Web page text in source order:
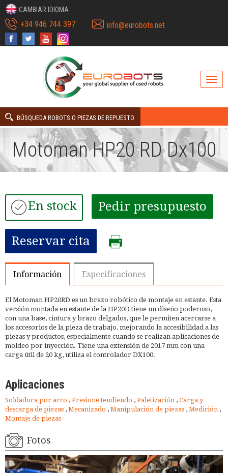
CAMBIAR IDIOMA
+34 946 744 397 info@eurobots.net
BÚSQUEDA ROBOTS O PIEZAS DE REPUESTO
Motoman HP20 RD Dx100
En stock Pedir presupuesto
Reservar cita
Información Especificaciones
El Motoman HP20RD es un brazo robótico de montaje en estante. Esta
versión montada en estante de la HP20D tiene un diseño poderoso,
con una base, cintura y brazo delgados, que le permiten acercarse a
los accesorios de la pieza de trabajo, mejorando la accesibilidad a las
piezas y productos, especialmente cuando se realizan aplicaciones de
moldeo por inyección. Tiene una extensión de 2017 mm con una
carga útil de 20 kg, utiliza el controlador DX100.
Aplicaciones
Soldadura por arco , Presione tendiendo , Paletización , Carga y
descarga de piezas , Mecanizado , Manipulación de piezas , Medición ,
Montaje de piezas
Fotos